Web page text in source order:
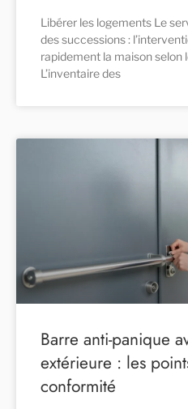
Libérer les logements Le
des successions :
rapidement la maison selon
L’inventaire des
Barre anti-panique
extérieure : les
conformité